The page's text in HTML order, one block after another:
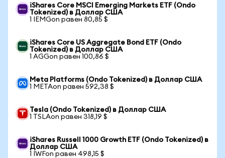
iShares Core MSCI Emerging Markets ETF (Ondo
Tokenized) в Доллар США
1 IEMGon равен 80,85 $
iShares Core US Aggregate Bond ETF (Ondo
Tokenized) в Доллар США
1 AGGon равен 100,86 $
Meta Platforms (Ondo Tokenized) в Доллар США
1 METAon равен 592,38 $
Tesla (Ondo Tokenized) в Доллар США
1 TSLAon равен 318,19 $
iShares Russell 1000 Growth ETF (Ondo Tokenized) в
Доллар США
1 IWFon равен 498,15 $